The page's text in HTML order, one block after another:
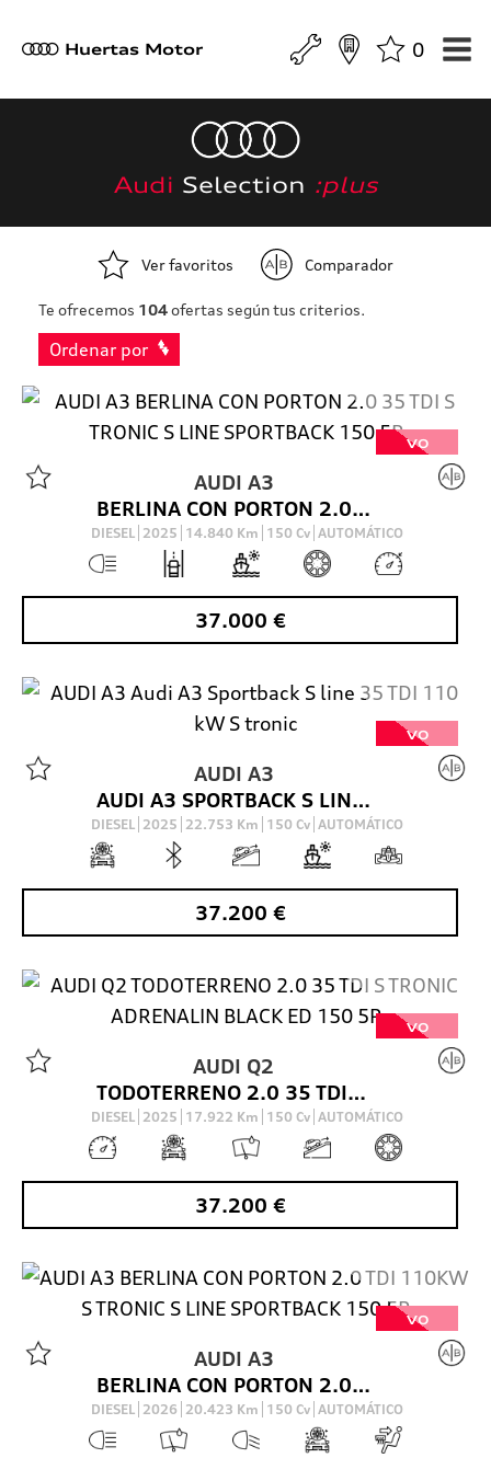
a Huertas Motor 0
Audi Selection :plus
Ver favoritos Comparador
Te ofrecemos 104ofertas según tus criterios.
Ordenar por
VO
AUDI A3
BERLINA CON PORTON 2.0 35 TDI S TRONIC S LINE SPORTBACK 150 5P
DIESEL 2025 14.840 Km 150 Cv AUTOMÁTICO
37.000 €
VO
AUDI A3
AUDI A3 SPORTBACK S LINE 35 TDI 110 KW S TRONIC
DIESEL 2025 22.753 Km 150 Cv AUTOMÁTICO
37.200 €
VO
AUDI Q2
TODOTERRENO 2.0 35 TDI S TRONIC ADRENALIN BLACK ED 150 5P
DIESEL 2025 17.922 Km 150 Cv AUTOMÁTICO
37.200 €
VO
AUDI A3
BERLINA CON PORTON 2.0 TDI 110KW S TRONIC S LINE SPORTBACK 150 5P
DIESEL 2026 20.423 Km 150 Cv AUTOMÁTICO